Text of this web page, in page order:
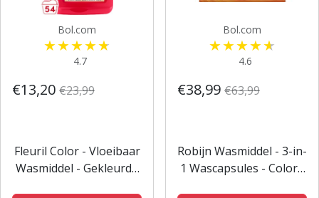
Bol.com
4.7
€13,20 €23,99
Fleuril Color - Vloeibaar
Wasmiddel - Gekleurde
Bol.com
4.6
€38,99 €63,99
Robijn Wasmiddel - 3-in-
1 Wascapsules - Color -